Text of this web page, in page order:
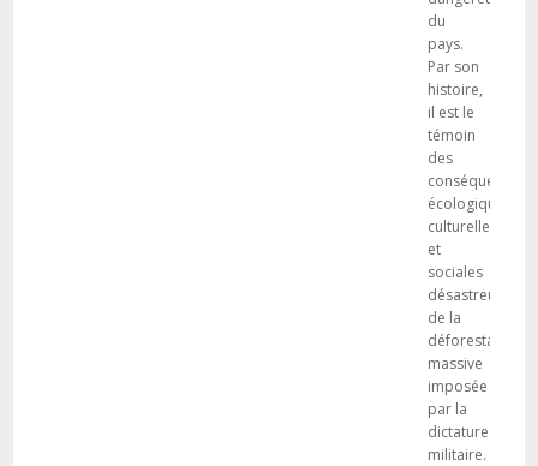
du
pays.
Par son
histoire,
il est le
témoin
des
conséquences
écologiques,
culturelles
et
sociales
désastreuses
de la
déforestation
massive
imposée
par la
dictature
militaire.